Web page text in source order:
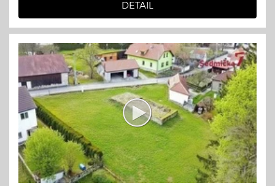
DETAIL